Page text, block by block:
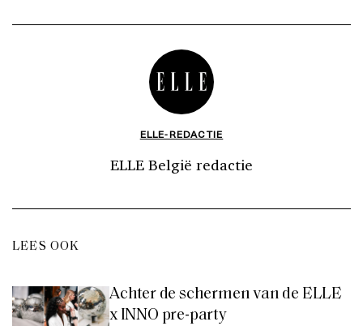
ELLE-REDACTIE
ELLE België redactie
LEES OOK
Achter de schermen van de ELLE
x INNO pre-party